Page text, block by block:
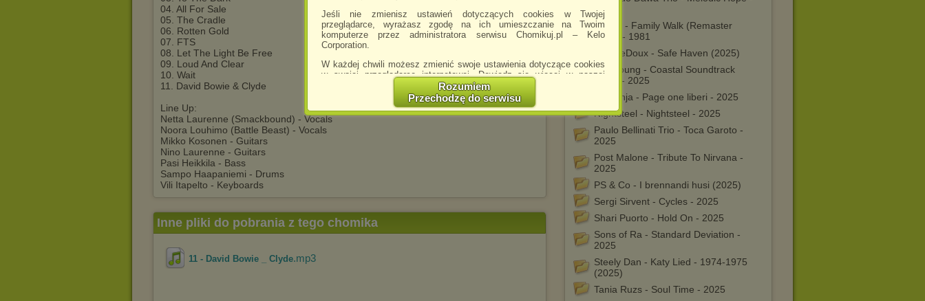
Jeśli nie zmienisz ustawień dotyczących cookies w Twojej
przeglądarce, wyrażasz zgodę na ich umieszczanie na Twoim
komputerze przez administratora serwisu Chomikuj.pl – Kelo
Corporation.
W każdej chwili możesz zmienić swoje ustawienia dotyczące cookies
w swojej przeglądarce internetowej. Dowiedz się więcej w naszej
http://chomikuj.pl/PolitykaPrywatnosci.aspx
Jednocześnie informujemy że zmiana ustawień przeglądarki może
spowodować ograniczenie korzystania ze strony Chomikuj.pl.
W przypadku braku twojej zgody na akceptację cookies niestety
Zaufanych Partnerów
(dostosowanie reklam do Twoich potrzeb, analiza skuteczności działań
Wyrażenie sprzeciwu spowoduje, że wyświetlana Ci reklama nie
będzie dopasowana do Twoich preferencji, a będzie to reklama
wyświetlona przypadkowo.
Istnieje możliwość zmiany ustawień przeglądarki internetowej w
urządzeniu końcowym. Można również usunąć pliki cookies,
dokonując odpowiednich zmian w ustawieniach przeglądarki
Rozumiem
Przechodzę do serwisu
2025
Naima - Family Walk (Remaster
2025) - 1981
Ned LeDoux - Safe Haven (2025)
Neil Young - Coastal Soundtrack
(Live) - 2025
Nemanja - Page one liberi - 2025
Nightsteel - Nightsteel - 2025
Paulo Bellinati Trio - Toca Garoto -
2025
Post Malone - Tribute To Nirvana -
2025
PS & Co - I brennandi husi (2025)
Sergi Sirvent - Cycles - 2025
Shari Puorto - Hold On - 2025
Sons of Ra - Standard Deviation -
2025
Steely Dan - Katy Lied - 1974-1975
(2025)
Tania Ruzs - Soul Time - 2025
04. All For Sale
05. The Cradle
06. Rotten Gold
07. FTS
08. Let The Light Be Free
09. Loud And Clear
10. Wait
11. David Bowie & Clyde
Line Up:
Netta Laurenne (Smackbound) - Vocals
Noora Louhimo (Battle Beast) - Vocals
Mikko Kosonen - Guitars
Nino Laurenne - Guitars
Pasi Heikkila - Bass
Sampo Haapaniemi - Drums
Vili Itapelto - Keyboards
Inne pliki do pobrania z tego chomika
11 - David Bowie _ Clyde.mp3